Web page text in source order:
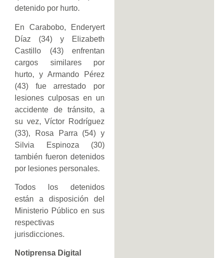
detenido por hurto.
En Carabobo, Enderyert
Díaz (34) y Elizabeth
Castillo (43) enfrentan
cargos similares por
hurto, y Armando Pérez
(43) fue arrestado por
lesiones culposas en un
accidente de tránsito, a
su vez, Víctor Rodríguez
(33), Rosa Parra (54) y
Silvia Espinoza (30)
también fueron detenidos
por lesiones personales.
Todos los detenidos
están a disposición del
Ministerio Público en sus
respectivas
jurisdicciones.
Notiprensa Digital